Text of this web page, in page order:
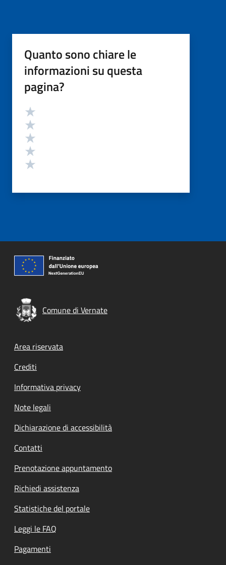
Quanto sono chiare le
informazioni su questa
pagina?
Valutazione
Comune di Vernate
Footer menu
Area riservata
Crediti
Informativa privacy
Note legali
Dichiarazione di accessibilità
Contatti
Prenotazione appuntamento
Richiedi assistenza
Statistiche del portale
Leggi le FAQ
Pagamenti